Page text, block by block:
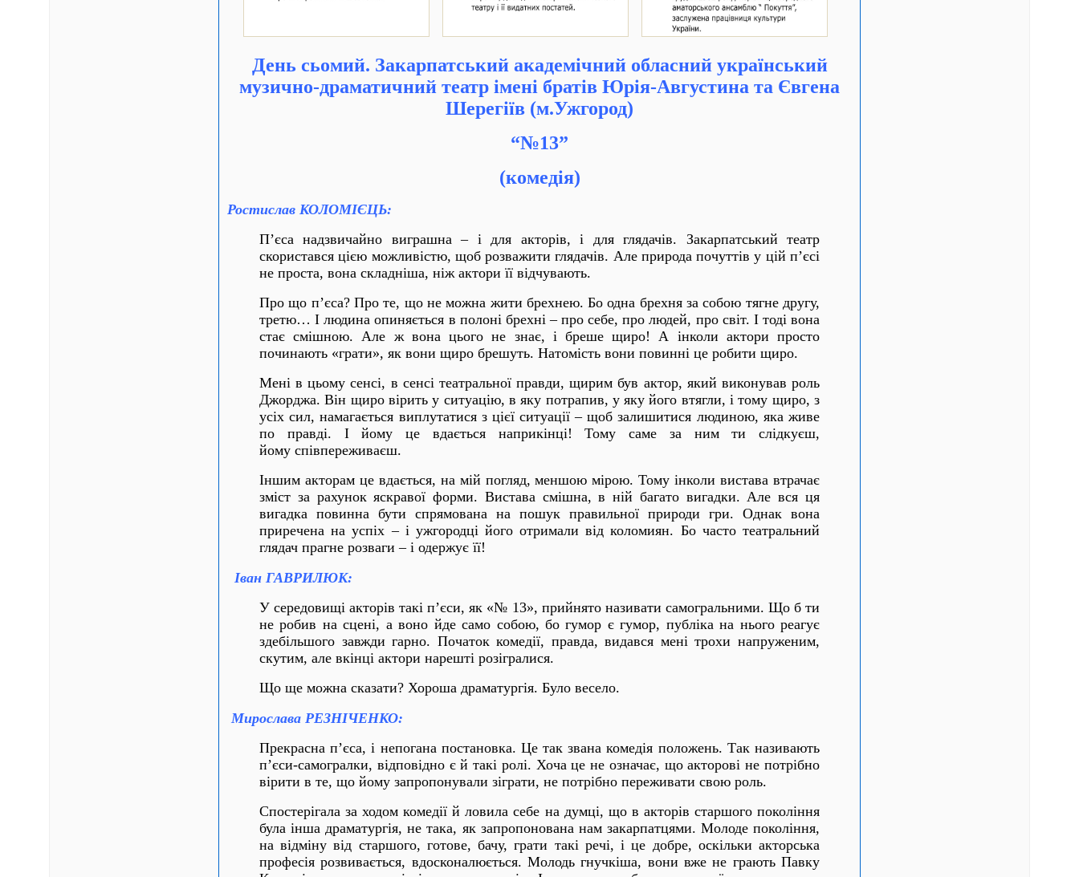
День сьомий. Закарпатський академічний обласний український
музично-драматичний театр імені братів Юрія-Августина та Євгена
Шерегіїв (м.Ужгород)
“№13”
(комедія)
Ростислав КОЛОМІЄЦЬ:
П’єса надзвичайно виграшна – і для акторів, і для глядачів. Закарпатський театр
скористався цією можливістю, щоб розважити глядачів. Але природа почуттів у цій п’єсі
не проста, вона складніша, ніж актори її відчувають.
Про що п’єса? Про те, що не можна жити брехнею. Бо одна брехня за собою тягне другу,
третю… І людина опиняється в полоні брехні – про себе, про людей, про світ. І тоді вона
стає смішною. Але ж вона цього не знає, і бреше щиро! А інколи актори просто
починають «грати», як вони щиро брешуть. Натомість вони повинні це робити щиро.
Мені в цьому сенсі, в сенсі театральної правди, щирим був актор, який виконував роль
Джорджа. Він щиро вірить у ситуацію, в яку потрапив, у яку його втягли, і тому щиро, з
усіх сил, намагається виплутатися з цієї ситуації – щоб залишитися людиною, яка живе
по правді. І йому це вдається наприкінці! Тому саме за ним ти слідкуєш,
йому співпереживаєш.
Іншим акторам це вдається, на мій погляд, меншою мірою. Тому інколи вистава втрачає
зміст за рахунок яскравої форми. Вистава смішна, в ній багато вигадки. Але вся ця
вигадка повинна бути спрямована на пошук правильної природи гри. Однак вона
приречена на успіх – і ужгородці його отримали від коломиян. Бо часто театральний
глядач прагне розваги – і одержує її!
Іван ГАВРИЛЮК:
У середовищі акторів такі п’єси, як «№ 13», прийнято називати самогральними. Що б ти
не робив на сцені, а воно йде само собою, бо гумор є гумор, публіка на нього реагує
здебільшого завжди гарно. Початок комедії, правда, видався мені трохи напруженим,
скутим, але вкінці актори нарешті розігралися.
Що ще можна сказати? Хороша драматургія. Було весело.
Мирослава РЕЗНІЧЕНКО:
Прекрасна п’єса, і непогана постановка. Це так звана комедія положень. Так називають
п’єси-самогралки, відповідно є й такі ролі. Хоча це не означає, що акторові не потрібно
вірити в те, що йому запропонували зіграти, не потрібно переживати свою роль.
Спостерігала за ходом комедії й ловила себе на думці, що в акторів старшого покоління
була інша драматургія, не така, як запропонована нам закарпатцями. Молоде покоління,
на відміну від старшого, готове, бачу, грати такі речі, і це добре, оскільки акторська
професія розвивається, вдосконалюється. Молодь гнучкіша, вони вже не грають Павку